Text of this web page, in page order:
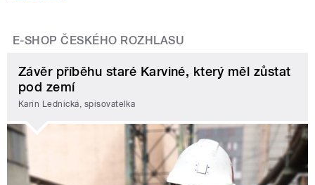
E-SHOP ČESKÉHO ROZHLASU
Závěr příběhu staré Karviné, který měl zůstat
pod zemí
Karin Lednická, spisovatelka